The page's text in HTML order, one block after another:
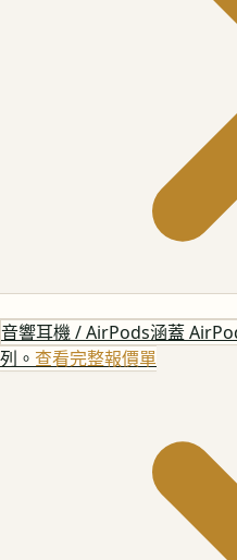
音響耳機 / AirPods涵蓋
列。 查看完整報價單